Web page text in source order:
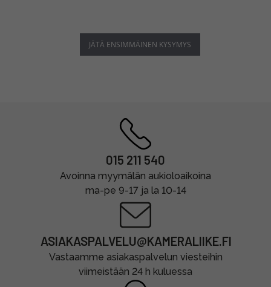
JÄTÄ ENSIMMÄINEN KYSYMYS
015 211 540
Avoinna myymälän aukioloaikoina
ma-pe 9-17 ja la 10-14
ASIAKASPALVELU@KAMERALIIKE.FI
Vastaamme asiakaspalvelun viesteihin
viimeistään 24 h kuluessa